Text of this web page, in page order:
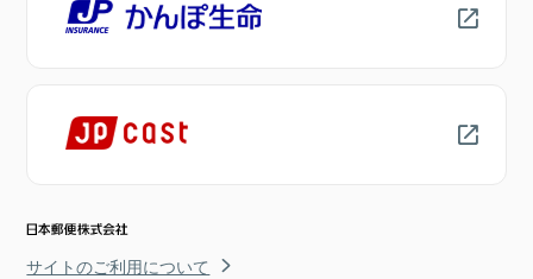
サイトのご利用について